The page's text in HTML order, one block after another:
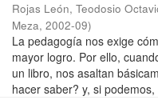
Rojas León, Teodosio
Meza, 2002-09)
La pedagogía nos exige
mayor logro. Por ello,
un libro, nos asaltan
hacer saber? y, si